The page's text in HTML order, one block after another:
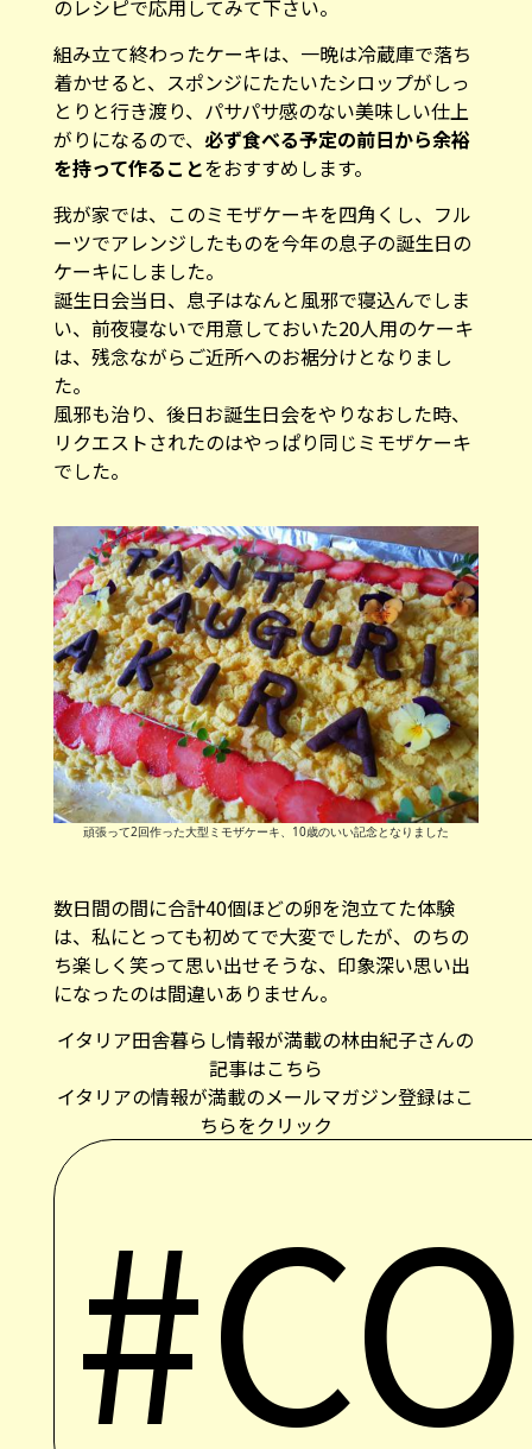
組み立て終わったケーキは、一晩は冷蔵庫で落ち
着かせると、スポンジにたたいたシロップがしっ
とりと行き渡り、パサパサ感のない美味しい仕上
がりになるので、
必ず食べる予定の前日から余裕
を持って作ること をおすすめします。
我が家では、このミモザケーキを四角くし、フル
ーツでアレンジしたものを今年の息子の誕生日の
ケーキにしました。
誕生日会当日、息子はなんと風邪で寝込んでしま
い、前夜寝ないで用意しておいた20人用のケーキ
は、残念ながらご近所へのお裾分けとなりまし
た。
風邪も治り、後日お誕生日会をやりなおした時、
リクエストされたのはやっぱり同じミモザケーキ
でした。
頑張って2回作った大型ミモザケーキ、10歳のいい記念となりました
は、私にとっても初めてで大変でしたが、のちの
ち楽しく笑って思い出せそうな、印象深い思い出
になったのは間違いありません。
イタリア田舎暮らし情報が満載の林由紀子さんの
記事はこちら
イタリアの情報が満載のメールマガジン登録はこ
ちらをクリック